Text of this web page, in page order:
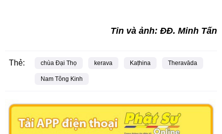
Tin và ảnh: ĐĐ. Minh Tấn
Thẻ: chùa Đại Thọ kerava Kaṭhina Theravāda
Nam Tông Kinh